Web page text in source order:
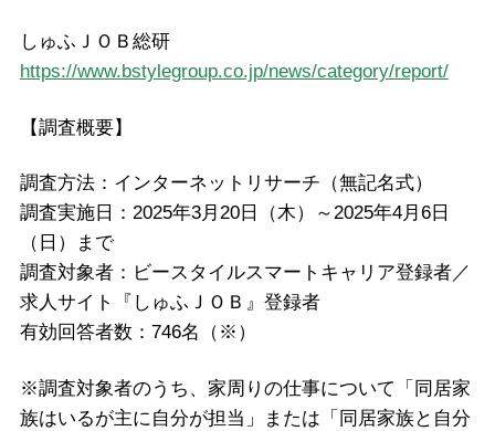
しゅふＪＯＢ総研
https://www.bstylegroup.co.jp/news/category/report/
【調査概要】
調査方法：インターネットリサーチ（無記名式）
調査実施日：2025年3月20日（木）～2025年4月6日
（日）まで
調査対象者：ビースタイルスマートキャリア登録者／
求人サイト『しゅふＪＯＢ』登録者
有効回答者数：746名（※）
※調査対象者のうち、家周りの仕事について「同居家
族はいるが主に自分が担当」または「同居家族と自分